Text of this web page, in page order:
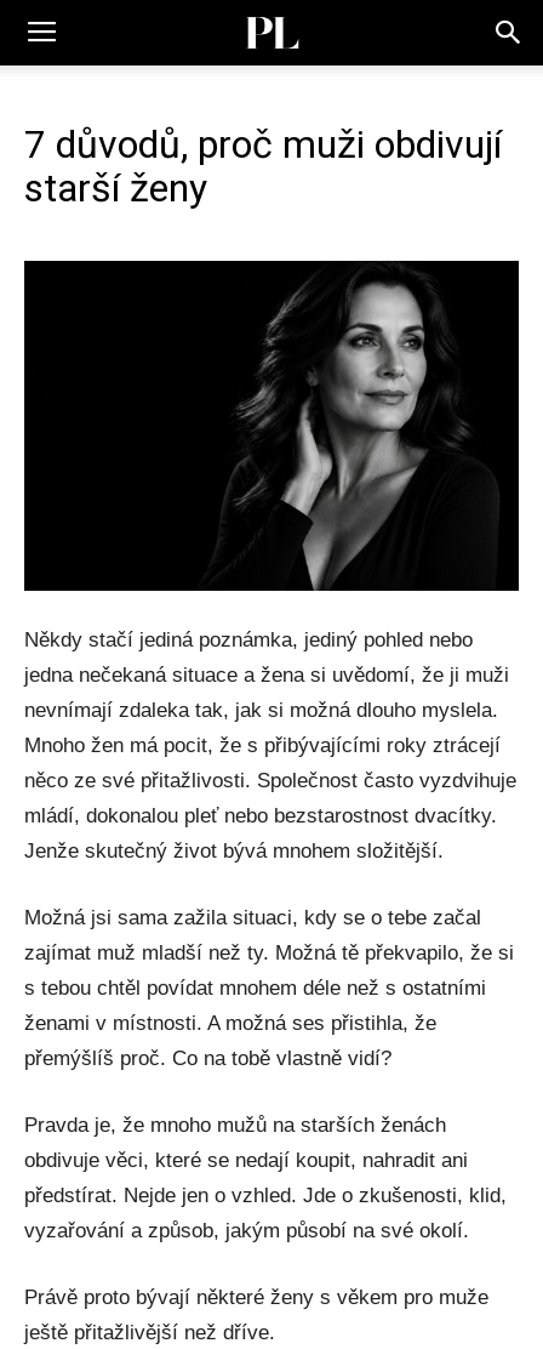
7 důvodů, proč muži obdivují
starší ženy
Někdy stačí jediná poznámka, jediný pohled nebo
jedna nečekaná situace a žena si uvědomí, že ji muži
nevnímají zdaleka tak, jak si možná dlouho myslela.
Mnoho žen má pocit, že s přibývajícími roky ztrácejí
něco ze své přitažlivosti. Společnost často vyzdvihuje
mládí, dokonalou pleť nebo bezstarostnost dvacítky.
Jenže skutečný život bývá mnohem složitější.
Možná jsi sama zažila situaci, kdy se o tebe začal
zajímat muž mladší než ty. Možná tě překvapilo, že si
s tebou chtěl povídat mnohem déle než s ostatními
ženami v místnosti. A možná ses přistihla, že
přemýšlíš proč. Co na tobě vlastně vidí?
Pravda je, že mnoho mužů na starších ženách
obdivuje věci, které se nedají koupit, nahradit ani
předstírat. Nejde jen o vzhled. Jde o zkušenosti, klid,
vyzařování a způsob, jakým působí na své okolí.
Právě proto bývají některé ženy s věkem pro muže
ještě přitažlivější než dříve.